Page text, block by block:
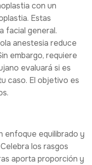
con un
Estas
facial general.
anestesia reduce
embargo, requiere
evaluará si es
caso. El objetivo es
enfoque equilibrado y
los rasgos
aporta proporción y